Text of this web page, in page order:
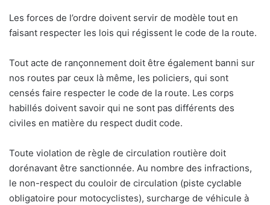
Les forces de l’ordre doivent servir de modèle tout en
faisant respecter les lois qui régissent le code de la route.
Tout acte de rançonnement doit être également banni sur
nos routes par ceux là même, les policiers, qui sont
censés faire respecter le code de la route. Les corps
habillés doivent savoir qui ne sont pas différents des
civiles en matière du respect dudit code.
Toute violation de règle de circulation routière doit
dorénavant être sanctionnée. Au nombre des infractions,
le non-respect du couloir de circulation (piste cyclable
obligatoire pour motocyclistes), surcharge de véhicule à